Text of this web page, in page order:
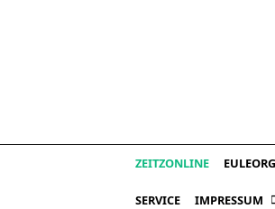
ZEITZONLINE
SERVICE IMPRESSUM